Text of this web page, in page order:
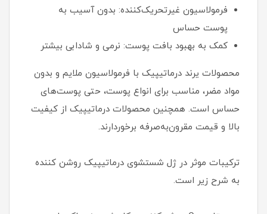
فرمولاسیون غیرتحریک‌کننده: بدون آسیب به
پوست حساس
کمک به بهبود بافت پوست: نرمی و شادابی بیشتر
محصولات یرند درماتیپیک با فرمولاسیون ملایم و بدون
مواد مضر، مناسب برای انواع پوست، حتی پوست‌های
حساس است. همچنین محصولات درماتیپیک از کیفیت
بالا و قیمت مقرون‌به‌صرفه برخوردارند.
ترکیبات موثر در ژل شستشوی درماتیپیک روشن کننده
به شرح زیر است.